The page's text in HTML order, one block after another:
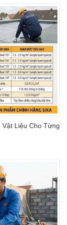
Liệu Cho Từng